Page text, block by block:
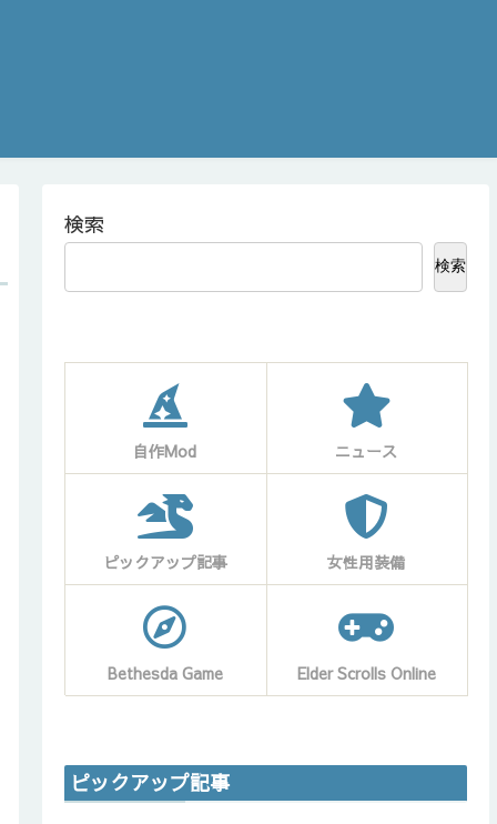
検索
検索
自作Mod ニュース
ピックアップ記事 女性用装備
Bethesda Game Elder Scrolls Online
ピックアップ記事